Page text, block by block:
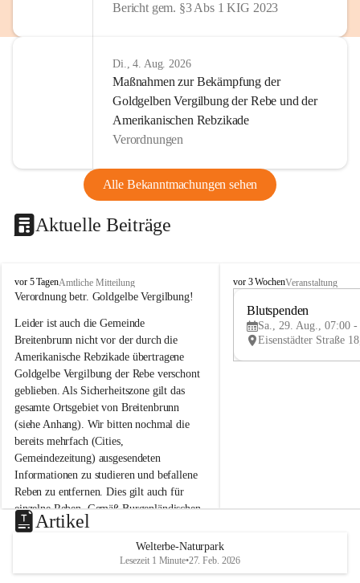
Bericht gem. §3 Abs 1 KIG 2023
Di., 4. Aug. 2026
Maßnahmen zur Bekämpfung der
Goldgelben Vergilbung der Rebe und der
Amerikanischen Rebzikade
Verordnungen
Alle Bekanntmachungen sehen
Aktuelle Beiträge
B
r
i
t
e
n
b
r
u
n
n
a
m
N
e
u
s
d
vor 5 TagenAmtliche Mitteilung
Verordnung betr. Goldgelbe Vergilbung!
Leider ist auch die Gemeinde
Breitenbrunn nicht vor der durch die
Amerikanische Rebzikade übertragene
Goldgelbe Vergilbung der Rebe verschont
geblieben. Als Sicherheitszone gilt das
gesamte Ortsgebiet von Breitenbrunn
(siehe Anhang). Wir bitten nochmal die
bereits mehrfach (Cities,
Gemeindezeitung) ausgesendeten
Informationen zu studieren und befallene
Reben zu entfernen. Dies gilt auch für
einzelne Reben. Gemäß Burgenländischen
Weinbaugesetz sind nicht gepflegte oder
unzulässige Weingärten zu roden! Bitte
helfen wir zusammen um unsere Winzer
vor den prognostizierten Ernteausfällen
B
e
u
e
d
vor 3 WochenVeranstaltung
Blutspenden
Sa., 29. Aug., 07:00 -
Artikel
Welterbe-Naturpark
Lesezeit 1 Minute•27. Feb. 2026